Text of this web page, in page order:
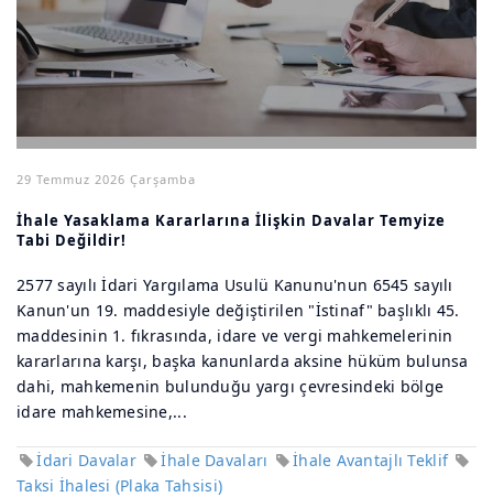
29 Temmuz 2026 Çarşamba
İhale Yasaklama Kararlarına İlişkin Davalar Temyize
Tabi Değildir!
2577 sayılı İdari Yargılama Usulü Kanunu'nun 6545 sayılı
Kanun'un 19. maddesiyle değiştirilen "İstinaf" başlıklı 45.
maddesinin 1. fıkrasında, idare ve vergi mahkemelerinin
kararlarına karşı, başka kanunlarda aksine hüküm bulunsa
dahi, mahkemenin bulunduğu yargı çevresindeki bölge
idare mahkemesine,...
İdari Davalar İhale Davaları
İhale Avantajlı Teklif
Taksi İhalesi (Plaka Tahsisi)